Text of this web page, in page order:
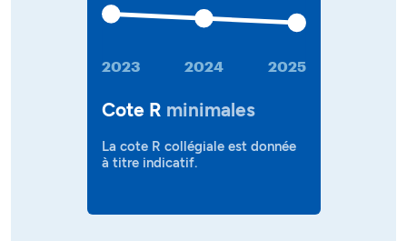
2023 2024 2025
Cote R minimales
La cote R collégiale est donnée
à titre indicatif.